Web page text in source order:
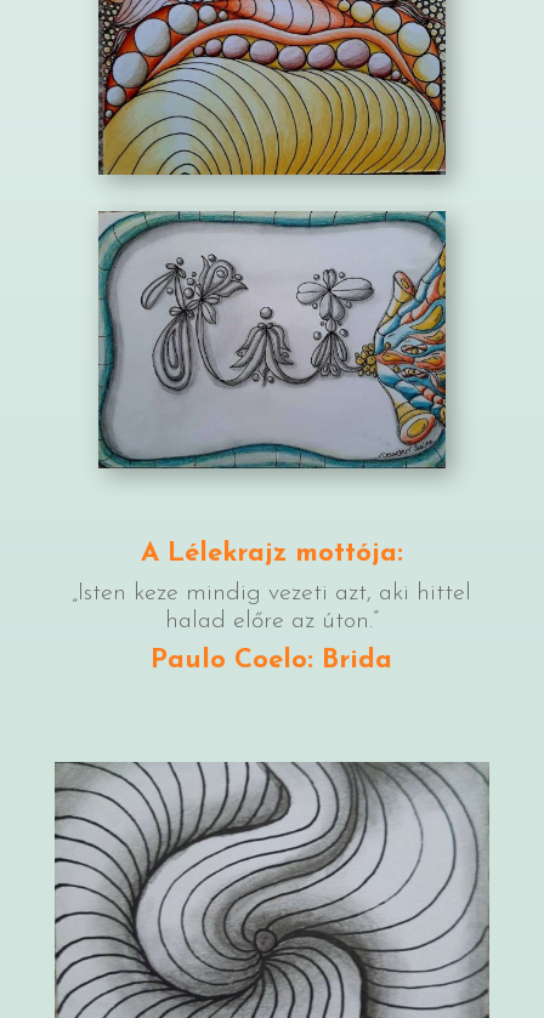
A Lélekrajz mottója:
„Isten keze mindig vezeti azt, aki hittel
halad előre az úton.”
Paulo Coelo: Brida